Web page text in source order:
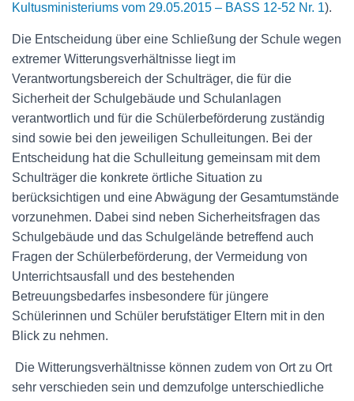
Kultusministeriums vom 29.05.2015 – BASS 12-52 Nr. 1).
Die Entscheidung über eine Schließung der Schule wegen
extremer Witterungsverhältnisse liegt im
Verantwortungsbereich der Schulträger, die für die
Sicherheit der Schulgebäude und Schulanlagen
verantwortlich und für die Schülerbeförderung zuständig
sind sowie bei den jeweiligen Schulleitungen. Bei der
Entscheidung hat die Schulleitung gemeinsam mit dem
Schulträger die konkrete örtliche Situation zu
berücksichtigen und eine Abwägung der Gesamtumstände
vorzunehmen. Dabei sind neben Sicherheitsfragen das
Schulgebäude und das Schulgelände betreffend auch
Fragen der Schülerbeförderung, der Vermeidung von
Unterrichtsausfall und des bestehenden
Betreuungsbedarfes insbesondere für jüngere
Schülerinnen und Schüler berufstätiger Eltern mit in den
Blick zu nehmen.
Die Witterungsverhältnisse können zudem von Ort zu Ort
sehr verschieden sein und demzufolge unterschiedliche